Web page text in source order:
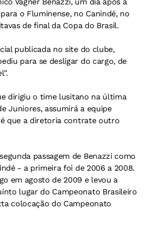
o Fluminense, no Canindé, no
de final da Copa do Brasil.
publicada no site do clube,
para se desligar do cargo, de
dirigiu o time lusitano na última
Juniores, assumirá a equipe
que a diretoria contrate outro
passagem de Benazzi como
- a primeira foi de 2006 a 2008.
em agosto de 2009 e levou a
lugar do Campeonato Brasileiro
colocação do Campeonato